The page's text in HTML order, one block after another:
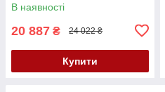
В наявності
20 887 ₴ 24 022 ₴
Купити